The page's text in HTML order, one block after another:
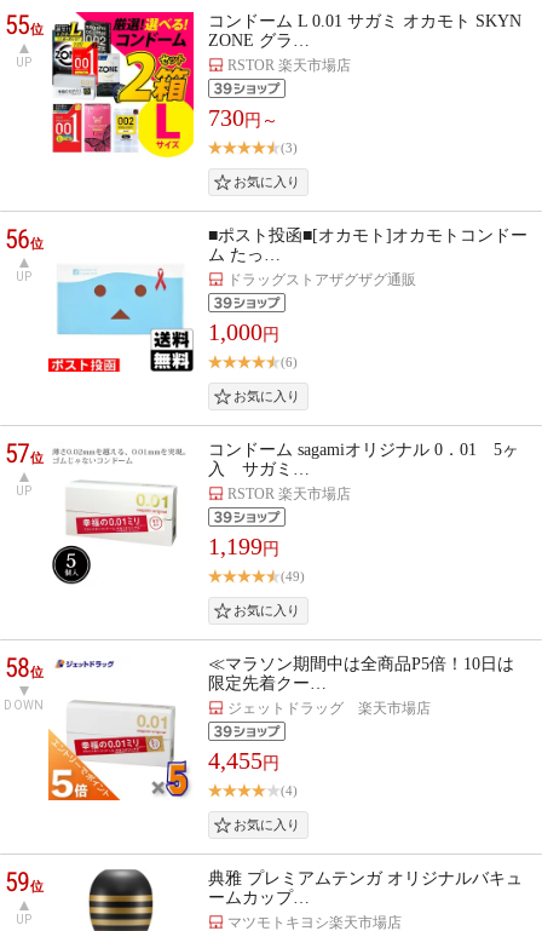
55位
UP
コンドーム L 0.01 サガミ オカモト SKYN
ZONE グラ…
RSTOR 楽天市場店
730円～
(3)
56位
UP
■ポスト投函■[オカモト]オカモトコンドー
ム たっ…
ドラッグストアザグザグ通販
1,000円
(6)
57位
UP
コンドーム sagamiオリジナル 0．01 5ヶ
入 サガミ…
RSTOR 楽天市場店
1,199円
(49)
58位
DOWN
≪マラソン期間中は全商品P5倍！10日は
限定先着クー…
ジェットドラッグ 楽天市場店
4,455円
(4)
59位
UP
典雅 プレミアムテンガ オリジナルバキュ
ームカップ…
マツモトキヨシ楽天市場店